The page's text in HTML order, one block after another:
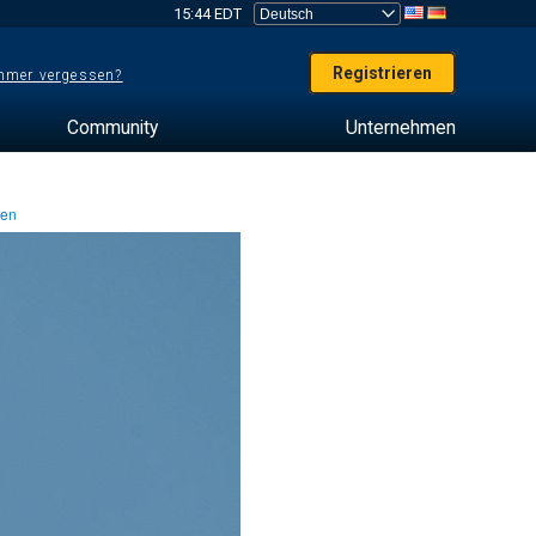
15:44 EDT
vergessen? Registrieren
Community Unternehmen